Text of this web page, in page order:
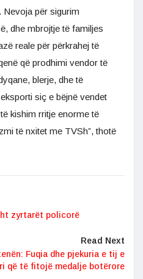
Nevoja për sigurim
dhe mbrojtje të familjes
reale për përkrahej të
që prodhimi vendor të
blerje, dhe të
siç e bëjnë vendet
kishim rritje enorme të
të nxitet me TVSh”, thotë
zyrtarët policorë
Read Next
Fuqia dhe pjekuria e tij e
që të fitojë medalje botërore